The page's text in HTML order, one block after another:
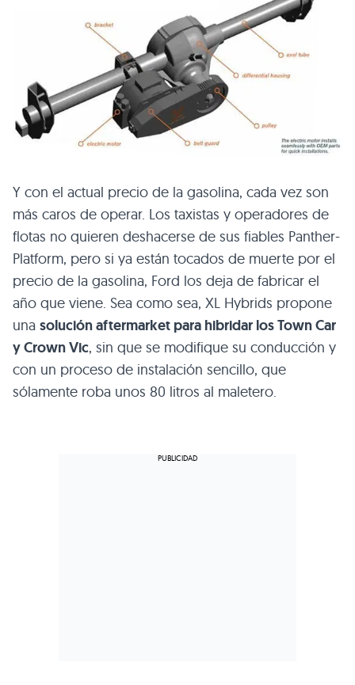
Y con el actual precio de la gasolina, cada vez son
más caros de operar. Los taxistas y operadores de
flotas no quieren deshacerse de sus fiables Panther-
Platform, pero si ya están tocados de muerte por el
precio de la gasolina, Ford los deja de fabricar el
año que viene. Sea como sea, XL Hybrids propone
una solución aftermarket para hibridar los Town Car
y Crown Vic, sin que se modifique su conducción y
con un proceso de instalación sencillo, que
sólamente roba unos 80 litros al maletero.